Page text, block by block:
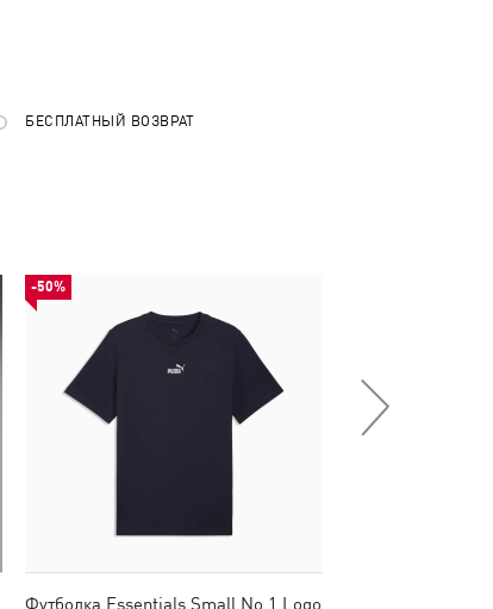
БЕСПЛАТНЫЙ ВОЗВРАТ
-50%
Футболка Essentials Small No.1 Logo